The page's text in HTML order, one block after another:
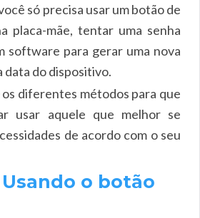
só precisa usar um botão de
placa-mãe, tentar uma senha
software para gerar uma nova
data do dispositivo.
diferentes métodos para que
usar aquele que melhor se
de acordo com o seu
Usando o botão